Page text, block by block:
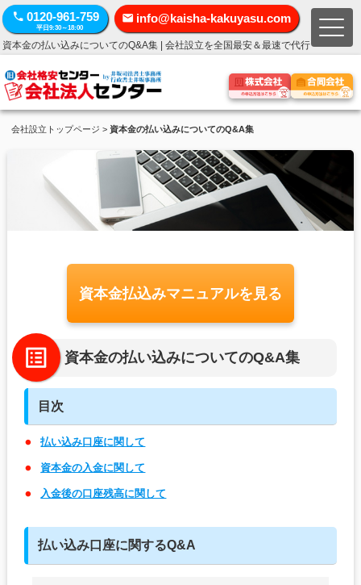
0120-961-759
平日9:30～18:00
info@kaisha-kakuyasu.com
資本金の払い込みについてのQ&A集 | 会社設立を全国最安＆最速で代行
会社設立トップページ > 資本金の払い込みについてのQ&A集
資本金払込みマニュアルを見る
資本金の払い込みについてのQ&A集
目次
払い込み口座に関して
資本金の入金に関して
入金後の口座残高に関して
払い込み口座に関するQ&A